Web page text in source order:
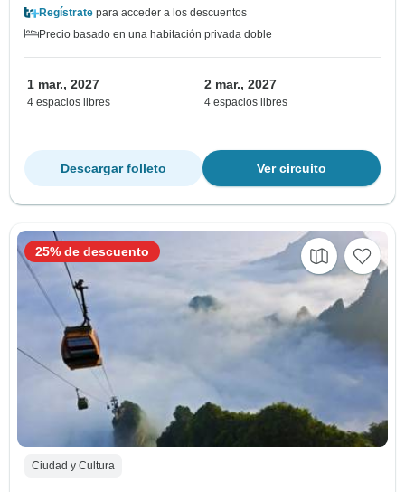
Regístrate para acceder a los descuentos
Precio basado en una habitación privada doble
1 mar., 2027
4 espacios libres
2 mar., 2027
4 espacios libres
Ver circuito
Descargar folleto
Ciudad y Cultura
25% de descuento